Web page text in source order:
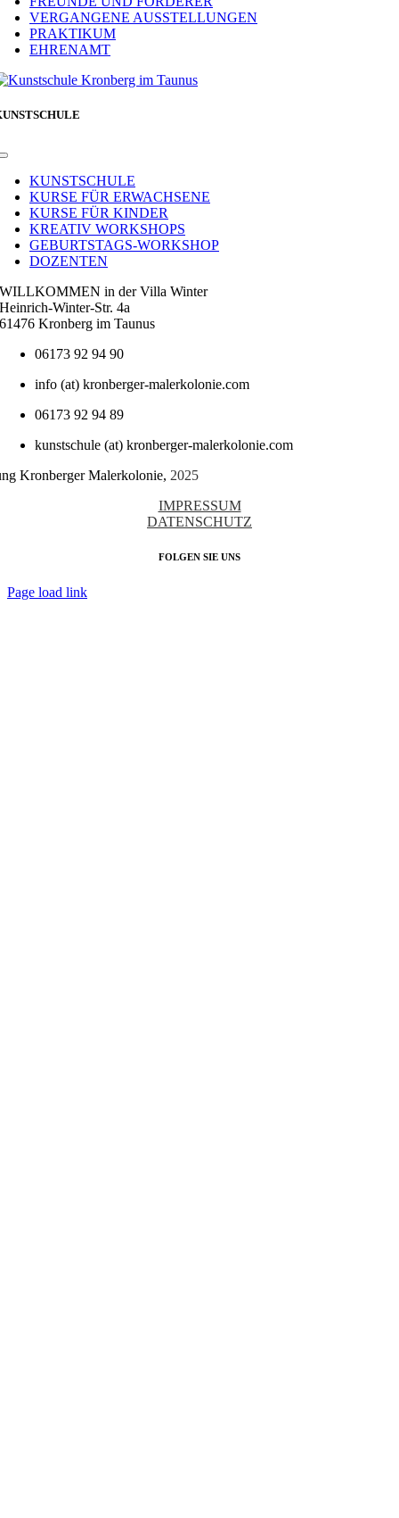
VERGANGENE AUSSTELLUNGEN
PRAKTIKUM
EHRENAMT
Toggle
NavigationKUNSTSCHULE
KURSE FÜR ERWACHSENE
KURSE FÜR KINDER
KREATIV WORKSHOPS
GEBURTSTAGS-WORKSHOP
DOZENTEN
WILLKOMMEN in der Villa Winter
Heinrich-Winter-Str. 4a
61476 Kronberg im Taunus
06173 92 94 90
info (at) kronberger-malerkolonie.com
06173 92 94 89
kunstschule (at) kronberger-malerkolonie.com
Kronberger Malerkolonie, 2025
IMPRESSUM
DATENSCHUTZ
FOLGEN SIE UNS
Page load link